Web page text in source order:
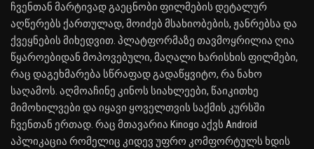
ჩვენთან მარტივად გაეცნობი ფილმების დეტალურ
აღწერებს ქართულად, მოიძებ მსახიობების, ჟანრებსა და
ქვეყნების მიხედვით. პლატფორმაზე თავმოყრილია ღია
წყაროებიდან მოპოვებული, მაღალი ხარისხის ფილმები,
რაც დაგეხმარება სწრაფად გადაწყვიტო, რა ნახო
საღამოს. აღმოაჩინე კინოს სიახლეები, წაიკითხე
მიმოხილვები და იყავი ყოველთვის საქმის კურსში
ჩვენთან ერთად. რაც მთავარია Kinogo აქვს Android
აპლიკაცია რომელიც კიდევ უფრო კომფორტულს ხდის